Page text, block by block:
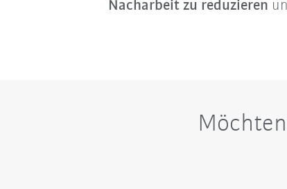
Nacharbeit zu reduzieren